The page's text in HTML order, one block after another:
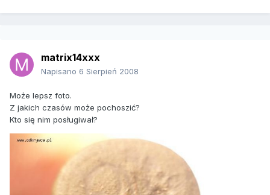
matrix14xxx
Napisano 6 Sierpień 2008
Może lepsz foto.
Z jakich czasów może pochoszić?
Kto się nim posługiwał?